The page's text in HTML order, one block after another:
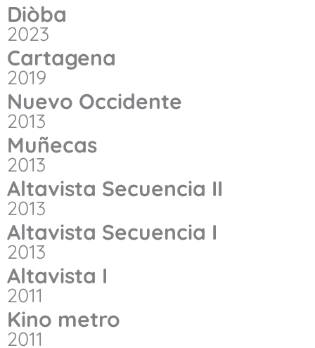
Diòba
2023
Cartagena
2019
Nuevo Occidente
2013
Muñecas
2013
Altavista Secuencia II
2013
Altavista Secuencia I
2013
Altavista I
2011
Kino metro
2011